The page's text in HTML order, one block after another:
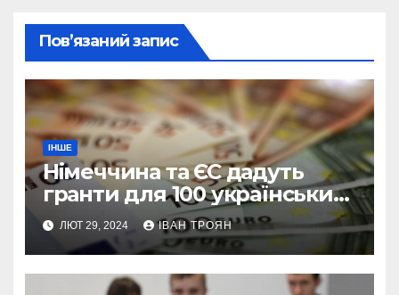
Пов’язаний запис
ІНШЕ
Німеччина та ЄС дадуть
гранти для 100 українських
підприємств
ЛЮТ 29, 2024 ІВАН ТРОЯН